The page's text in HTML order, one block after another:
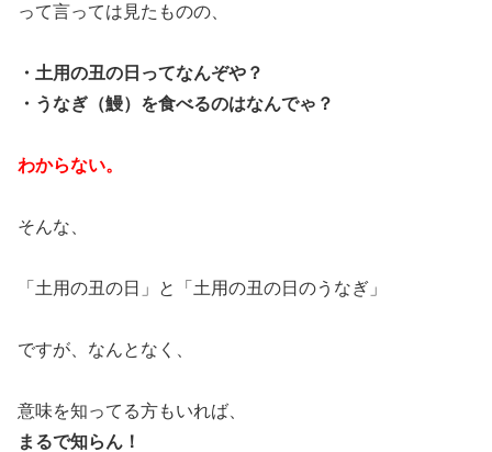
って言っては見たものの、
・土用の丑の日ってなんぞや？
・うなぎ（鰻）を食べるのはなんでゃ？
わからない。
そんな、
「土用の丑の日」と「土用の丑の日のうなぎ」
ですが、なんとなく、
意味を知ってる方もいれば、
まるで知らん！